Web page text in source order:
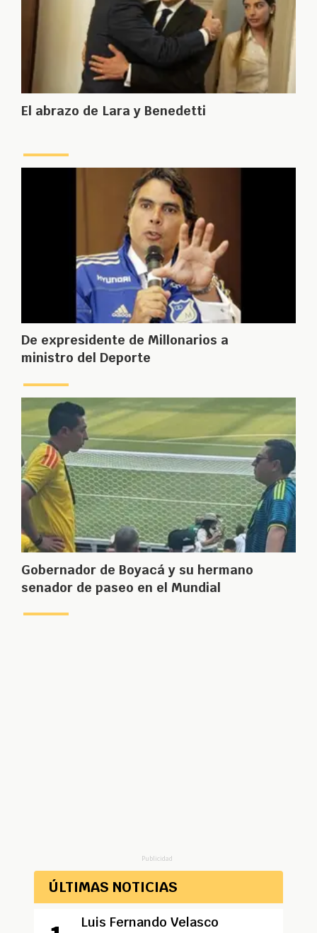
El abrazo de Lara y Benedetti
De expresidente de Millonarios a
ministro del Deporte
Gobernador de Boyacá y su hermano
senador de paseo en el Mundial
Publicidad
ÚLTIMAS NOTICIAS
Luis Fernando Velasco